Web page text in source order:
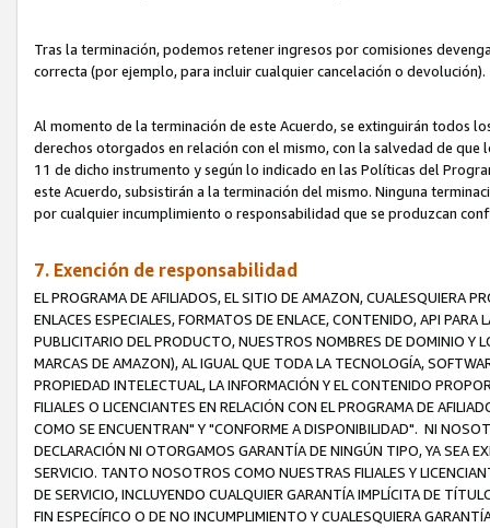
Tras la terminación, podemos retener ingresos por comisiones
correcta (por ejemplo, para incluir cualquier cancelación o devolución).
Al momento de la terminación de este Acuerdo, se extinguirán todos
derechos otorgados en relación con el mismo, con la salvedad de
11 de dicho instrumento y según lo indicado en las Políticas del
este Acuerdo, subsistirán a la terminación del mismo. Ninguna
por cualquier incumplimiento o responsabilidad que se produzcan
7. Exención de responsabilidad
EL PROGRAMA DE AFILIADOS, EL SITIO DE AMAZON, CUALESQUIERA
ENLACES ESPECIALES, FORMATOS DE ENLACE, CONTENIDO, API
PUBLICITARIO DEL PRODUCTO, NUESTROS NOMBRES DE DOMINIO Y
MARCAS DE AMAZON), AL IGUAL QUE TODA LA TECNOLOGÍA,
PROPIEDAD INTELECTUAL, LA INFORMACIÓN Y EL CONTENIDO
FILIALES O LICENCIANTES EN RELACIÓN CON EL PROGRAMA DE
COMO SE ENCUENTRAN" Y "CONFORME A DISPONIBILIDAD". NI
DECLARACIÓN NI OTORGAMOS GARANTÍA DE NINGÚN TIPO, YA SEA
SERVICIO. TANTO NOSOTROS COMO NUESTRAS FILIALES Y
DE SERVICIO, INCLUYENDO CUALQUIER GARANTÍA IMPLÍCITA DE
FIN ESPECÍFICO O DE NO INCUMPLIMIENTO Y CUALESQUIERA